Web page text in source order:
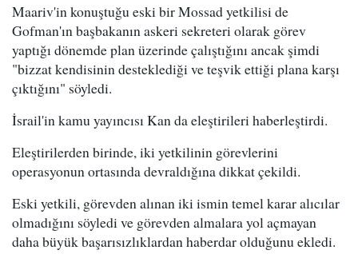
Maariv'in konuştuğu eski bir Mossad yetkilisi de
Gofman'ın başbakanın askeri sekreteri olarak görev
yaptığı dönemde plan üzerinde çalıştığını ancak şimdi
"bizzat kendisinin desteklediği ve teşvik ettiği plana karşı
çıktığını" söyledi.
İsrail'in kamu yayıncısı Kan da eleştirileri haberleştirdi.
Eleştirilerden birinde, iki yetkilinin görevlerini
operasyonun ortasında devraldığına dikkat çekildi.
Eski yetkili, görevden alınan iki ismin temel karar alıcılar
olmadığını söyledi ve görevden almalara yol açmayan
daha büyük başarısızlıklardan haberdar olduğunu ekledi.